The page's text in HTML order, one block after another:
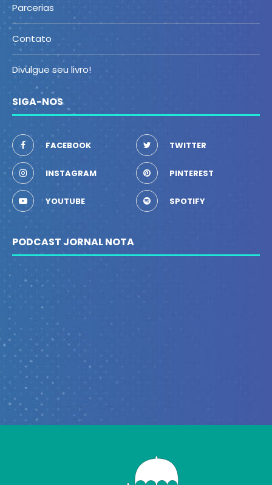
Parcerias
Contato
Divulgue seu livro!
SIGA-NOS
FACEBOOK TWITTER
INSTAGRAM PINTEREST
YOUTUBE SPOTIFY
PODCAST JORNAL NOTA